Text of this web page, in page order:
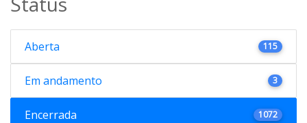
Aberta 115
Em andamento 3
Encerrada 1072